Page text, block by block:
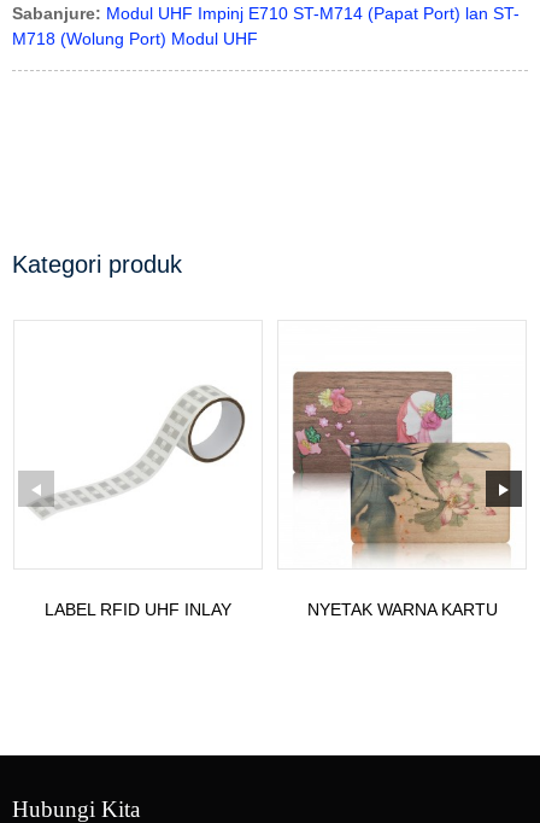
Sabanjure: Modul UHF Impinj E710 ST-M714 (Papat Port) lan ST-
M718 (Wolung Port) Modul UHF
Kategori produk
LABEL RFID UHF INLAY
NYETAK WARNA KARTU
Hubungi Kita